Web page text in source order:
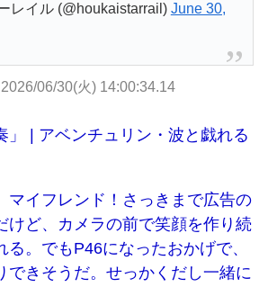
レイル (@houkaistarrail) June 30,
2026/06/30(火) 14:00:34.14
」 | アベンチュリン・波と戯れる
マイフレンド！さっきまで広告の
けど、カメラの前で笑顔を作り続
る。でもP46になったおかげで、
できそうだ。せっかくだし一緒に